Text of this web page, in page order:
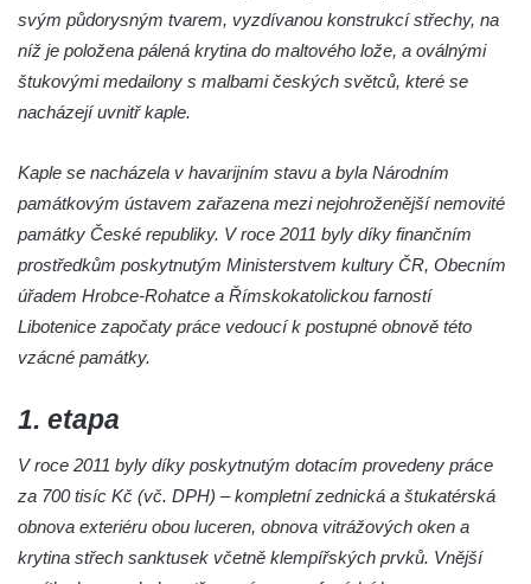
Křížová cesta Římov – VIII. kaple – Kristus
svázán a ze zahrady vyhnán
Křížová cesta Římov – VII. kaple – Políbení
Křížová cesta Římov – VI. kaple – Olivetská
hora (Getsemanská zahrada)
Křížová cesta Římov – V. kaple – Smutná
duše
Křížová cesta Římov – III. kaple – Stádní
Křížová cesta Římov – II. kaple – Poslední
Márnice na hřbitově v Římově
svým půdorysným tvarem, vyzdívanou konstrukcí střechy, na
níž je položena pálená krytina do maltového lože, a oválnými
štukovými medailony s malbami českých světců, které se
nacházejí uvnitř kaple.
Kaple se nacházela v havarijním stavu a byla Národním
památkovým ústavem zařazena mezi nejohroženější nemovité
památky České republiky. V roce 2011 byly díky finančním
prostředkům poskytnutým Ministerstvem kultury ČR, Obecním
úřadem Hrobce-Rohatce a Římskokatolickou farností
Libotenice započaty práce vedoucí k postupné obnově této
vzácné památky.
1. etapa
V roce 2011 byly díky poskytnutým dotacím provedeny práce
za 700 tisíc Kč (vč. DPH) – kompletní zednická a štukatérská
obnova exteriéru obou luceren, obnova vitrážových oken a
krytina střech sanktusek včetně klempířských prvků. Vnější